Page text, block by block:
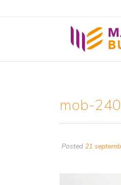
mob-
Posted 21